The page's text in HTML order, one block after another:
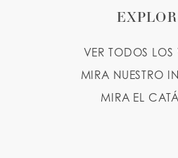
VER TODOS LOS
MIRA NUESTRO
MIRA EL